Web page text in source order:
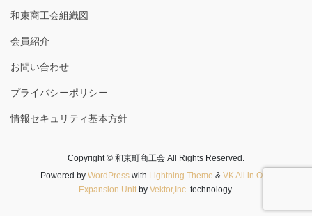
和束商工会組織図
会員紹介
お問い合わせ
プライバシーポリシー
情報セキュリティ基本方針
Copyright © 和束町商工会 All Rights Reserved.
Powered by WordPresswith Lightning Theme & VK All in One
Expansion Unitby Vektor,Inc. technology.